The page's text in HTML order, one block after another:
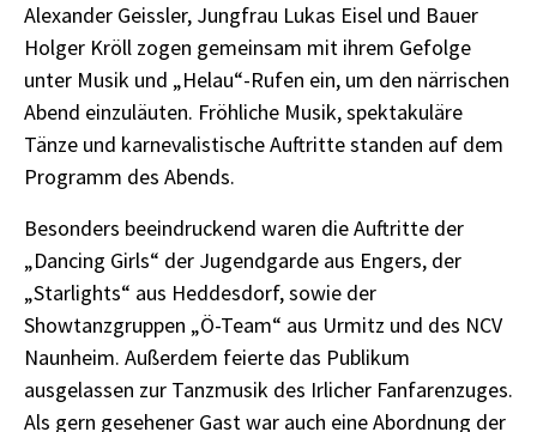
Alexander Geissler, Jungfrau Lukas Eisel und Bauer
Holger Kröll zogen gemeinsam mit ihrem Gefolge
unter Musik und „Helau“-Rufen ein, um den närrischen
Abend einzuläuten. Fröhliche Musik, spektakuläre
Tänze und karnevalistische Auftritte standen auf dem
Programm des Abends.
Besonders beeindruckend waren die Auftritte der
„Dancing Girls“ der Jugendgarde aus Engers, der
„Starlights“ aus Heddesdorf, sowie der
Showtanzgruppen „Ö-Team“ aus Urmitz und des NCV
Naunheim. Außerdem feierte das Publikum
ausgelassen zur Tanzmusik des Irlicher Fanfarenzuges.
Als gern gesehener Gast war auch eine Abordnung der